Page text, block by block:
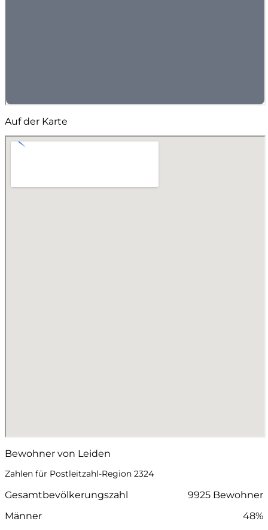
Auf der Karte
Bewohner von Leiden
Zahlen für Postleitzahl-Region 2324
Gesamtbevölkerungszahl
9925 Bewohner
Männer
48%